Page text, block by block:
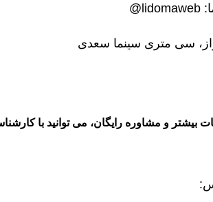
lidomaweb@
سی متری سینما سعدی
بیشتر و مشاوره رایگان، می توانید با